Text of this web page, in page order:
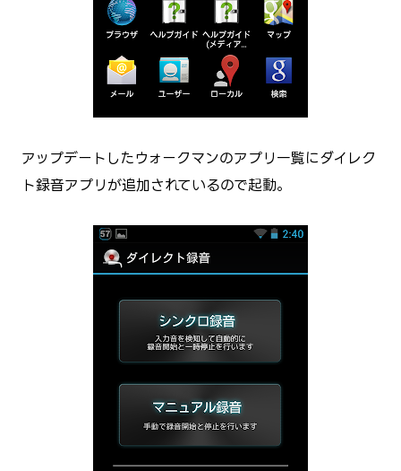
アップデートしたウォークマンのアプリ一覧にダイレク
ト録音アプリが追加されているので起動。